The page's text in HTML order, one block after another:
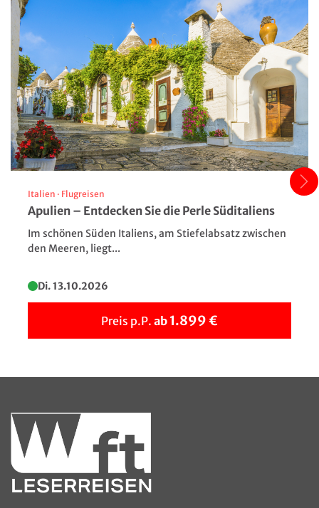
(nach Verfügbarkeit). Die modern und exklusiv
eingerichteten Zimmer verfügen über DU/WC, Sat-TV,
einen Safe, Klimaanlage, Fön, WLAN sowie Parkett und
Marmor-Fußböden. Ein Lift ist vorhanden.
Italien · Flugreisen
Apulien – Entdecken Sie die Perle Süditaliens
Im schönen Süden Italiens, am Stiefelabsatz zwischen
den Meeren, liegt...
Di. 13.10.2026
Preis p.P. ab 1.899 €